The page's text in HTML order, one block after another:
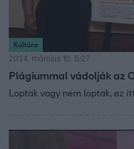
Kultúra
2024. március 10. 5:27
Plágiummal vádolják az
Loptak vagy nem loptak, ez